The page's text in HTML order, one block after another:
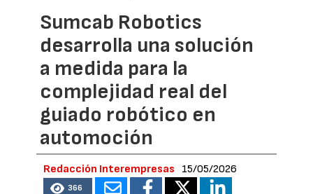
Sumcab Robotics
desarrolla una solución
a medida para la
complejidad real del
guiado robótico en
automoción
Redacción Interempresas 15/05/2026
366